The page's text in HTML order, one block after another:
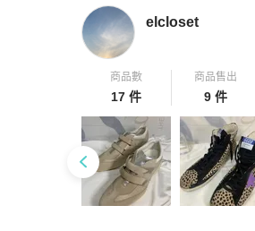
elcloset
商品數
17 件
商品售出
9 件